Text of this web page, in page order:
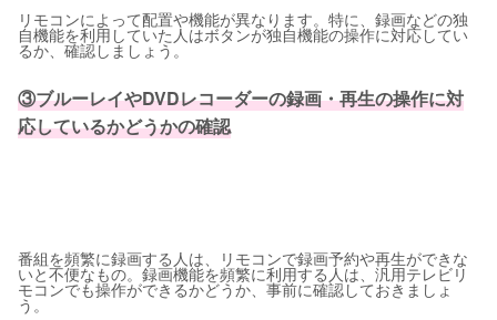
リモコンによって配置や機能が異なります。特に、録画などの独
自機能を利用していた人はボタンが独自機能の操作に対応してい
るか、確認しましょう。
③ブルーレイやDVDレコーダーの録画・再生の操作に対
応しているかどうかの確認
番組を頻繁に録画する人は、リモコンで録画予約や再生ができな
いと不便なもの。録画機能を頻繁に利用する人は、汎用テレビリ
モコンでも操作ができるかどうか、事前に確認しておきましょ
う。